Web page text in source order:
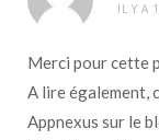
IL Y A
Merci pour cette
A lire également,
Appnexus sur le